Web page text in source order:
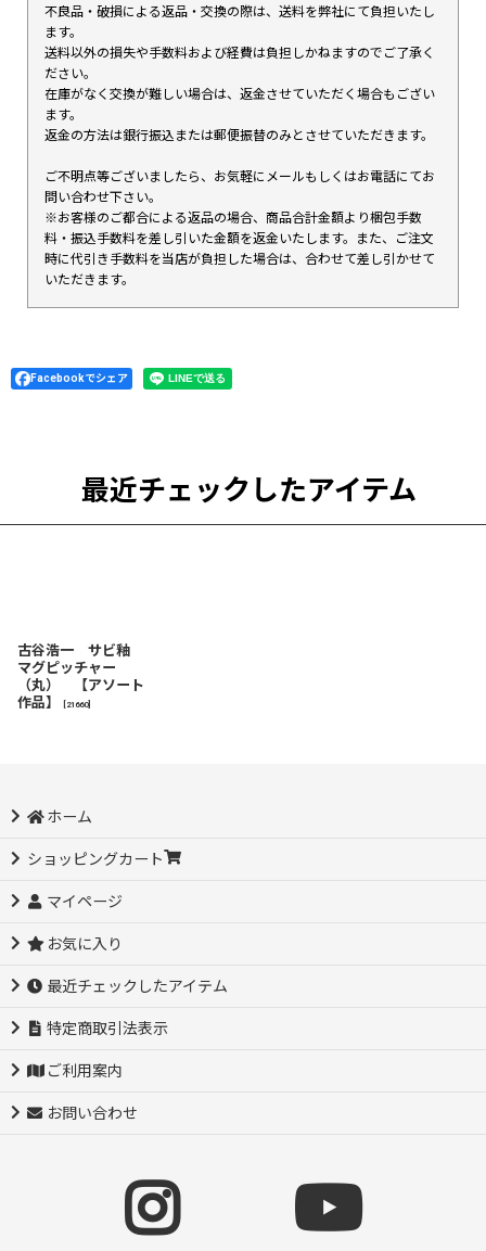
不良品・破損による返品・交換の際は、送料を弊社にて負担いたし
ます。
送料以外の損失や手数料および経費は負担しかねますのでご了承く
ださい。
在庫がなく交換が難しい場合は、返金させていただく場合もござい
ます。
返金の方法は銀行振込または郵便振替のみとさせていただきます。
ご不明点等ございましたら、お気軽にメールもしくはお電話にてお
問い合わせ下さい。
※お客様のご都合による返品の場合、商品合計金額より梱包手数
料・振込手数料を差し引いた金額を返金いたします。また、ご注文
時に代引き手数料を当店が負担した場合は、合わせて差し引かせて
いただきます。
Facebookでシェア
最近チェックしたアイテム
古谷浩一 サビ釉
マグピッチャー
（丸） 【アソート
作品】
21660]
ホーム
ショッピングカート
マイページ
お気に入り
最近チェックしたアイテム
特定商取引法表示
ご利用案内
お問い合わせ